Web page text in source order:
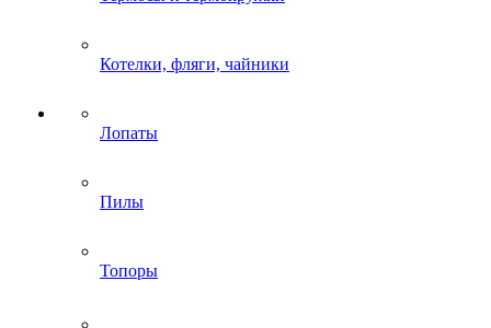
Котелки, фляги, чайники
Лопаты
Пилы
Топоры